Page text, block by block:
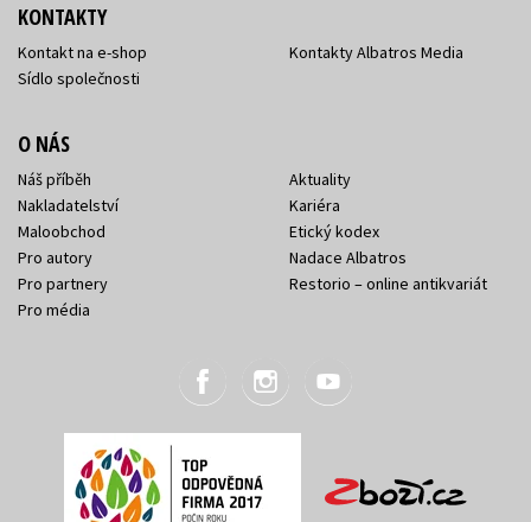
KONTAKTY
Kontakt na e-shop
Sídlo společnosti
Kontakty Albatros Media
O NÁS
Náš příběh
Nakladatelství
Maloobchod
Pro autory
Pro partnery
Pro média
Aktuality
Kariéra
Etický kodex
Nadace Albatros
Restorio – online antikvariát